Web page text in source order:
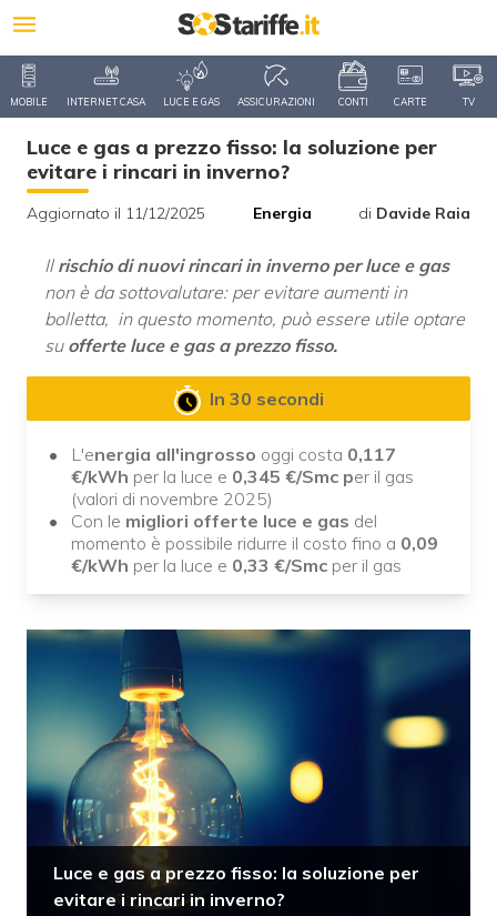
MOBILE INTERNET CASA LUCE E GAS ASSICURAZIONI CONTI CARTE TV
Luce e gas a prezzo fisso: la soluzione per
evitare i rincari in inverno?
Aggiornato il 11/12/2025 Energia di Davide Raia
Il rischio di nuovi rincari in inverno per luce e gas
non è da sottovalutare: per evitare aumenti in
bolletta, in questo momento, può essere utile optare
su offerte luce e gas a prezzo fisso.
In 30 secondi
L'energia all'ingrosso oggi costa 0,117
€/kWh per la luce e 0,345 €/Smc per il gas
(valori di novembre 2025)
Con le migliori offerte luce e gas del
momento è possibile ridurre il costo fino a 0,09
€/kWh per la luce e 0,33 €/Smc per il gas
Luce e gas a prezzo fisso: la soluzione per
evitare i rincari in inverno?